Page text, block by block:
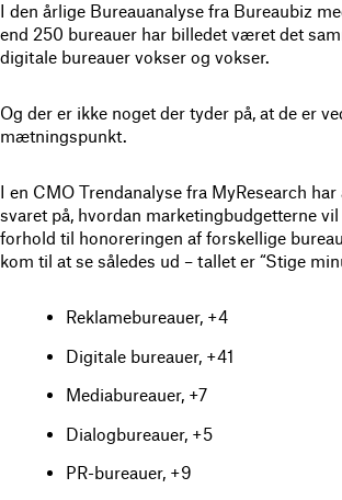
I den årlige Bureauanalyse fra Bureaubiz
end 250 bureauer har billedet været det
digitale bureauer vokser og vokser.
Og der er ikke noget der tyder på, at de er
mætningspunkt.
I en CMO Trendanalyse fra MyResearch
svaret på, hvordan marketingbudgetterne
forhold til honoreringen af forskellige
kom til at se således ud – tallet er “Stige
Reklamebureauer, +4
Digitale bureauer, +41
Mediabureauer, +7
Dialogbureauer, +5
PR-bureauer, +9